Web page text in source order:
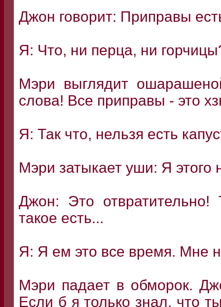
Джон говорит: Приправы
Я: Что, ни перца, ни
Мэри выглядит
слова! Все приправы - это
Я: Так что, нельзя есть
Мэри затыкает уши: Я
Джон: Это отвратительно!
такое есть...
Я: Я ем это все время. Мне
Мэри падает в обморок.
Если б я только знал, что